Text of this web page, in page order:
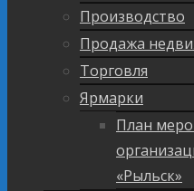
Производство
Продажа
Торговля
Ярмарки
План
«Рыльск»